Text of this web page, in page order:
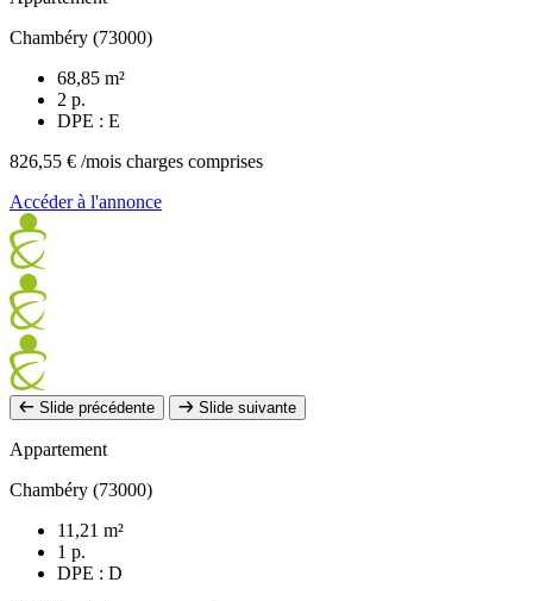
Chambéry (73000)
68,85 m²
2 p.
DPE : E
826,55 € /mois charges comprises
Accéder à l'annonce
Slide précédente Slide suivante
Appartement
Chambéry (73000)
11,21 m²
1 p.
DPE : D